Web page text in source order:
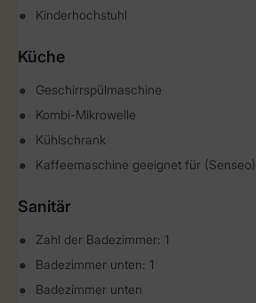
Kinderhochstuhl
Küche
Geschirrspülmaschine
Kombi-Mikrowelle
Kühlschrank
Kaffeemaschine geeignet für
Sanitär
Zahl der Badezimmer: 1
Badezimmer unten: 1
Badezimmer unten